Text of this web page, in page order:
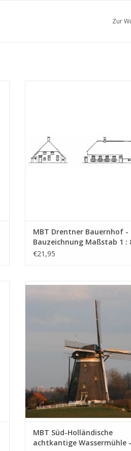
Zur
MBT Drentner Bauernhof -
Bauzeichnung Maßstab 1 :
(30.06.005)
€21,95
MBT Süd-Holländische
7 (30.06.009)
ZUM WARENKORB
MBT Süd-Holländische
achtkantige Wassermühle -